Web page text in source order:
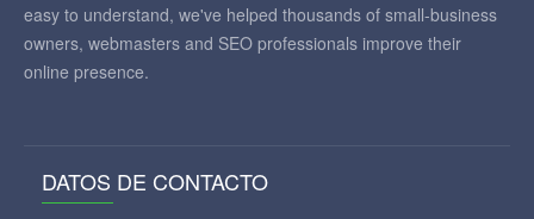
easy to understand, we've helped thousands of small-business
owners, webmasters and SEO professionals improve their
online presence.
DATOS DE CONTACTO